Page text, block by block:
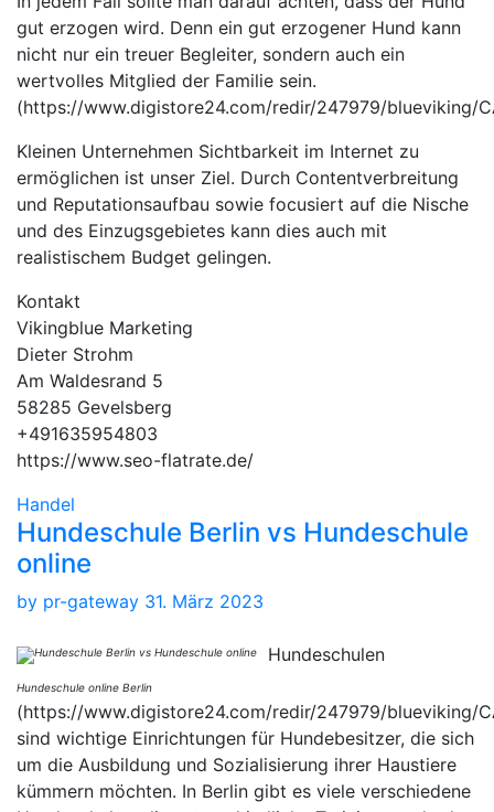
gut erzogen wird. Denn ein gut erzogener Hund kann
nicht nur ein treuer Begleiter, sondern auch ein
wertvolles Mitglied der Familie sein.
(https://www.digistore24.com/redir/247979/blueviking/
Kleinen Unternehmen Sichtbarkeit im Internet zu
ermöglichen ist unser Ziel. Durch Contentverbreitung
und Reputationsaufbau sowie focusiert auf die Nische
und des Einzugsgebietes kann dies auch mit
realistischem Budget gelingen.
Kontakt
Vikingblue Marketing
Dieter Strohm
Am Waldesrand 5
58285 Gevelsberg
+491635954803
https://www.seo-flatrate.de/
Handel
Hundeschule Berlin vs Hundeschule
online
by pr-gateway 31. März 2023
Hundeschule online Berlin
Hundeschulen
(https://www.digistore24.com/redir/247979/blueviking/
sind wichtige Einrichtungen für Hundebesitzer, die sich
um die Ausbildung und Sozialisierung ihrer Haustiere
kümmern möchten. In Berlin gibt es viele verschiedene